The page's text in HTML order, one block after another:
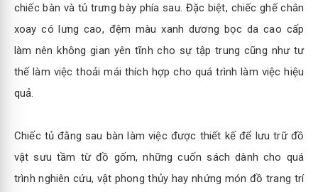
chiếc bàn và tủ trưng bày phía sau. Đặc biệt, chiếc ghế chân
xoay có lưng cao, đệm màu xanh dương bọc da cao cấp
làm nên không gian yên tĩnh cho sự tập trung cũng như tư
thế làm việc thoải mái thích hợp cho quá trình làm việc hiệu
quả.
Chiếc tủ đằng sau bàn làm việc được thiết kế để lưu trữ đồ
vật sưu tầm từ đồ gốm, những cuốn sách dành cho quá
trình nghiên cứu, vật phong thủy hay nhứng món đồ trang trí